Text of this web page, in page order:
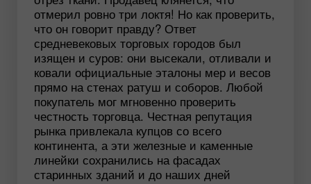
отмерил ровно три локтя! Но как проверить,
что он говорит правду? Ответ
средневековых торговых городов был
изящен и суров: они высекали, отливали и
ковали официальные эталоны мер и весов
прямо на стенах ратуш и соборов. Любой
покупатель мог мгновенно проверить
честность торговца. Честная репутация
рынка привлекала купцов со всего
континента, а эти железные и каменные
линейки сохранились на фасадах
старинных зданий и до наших дней